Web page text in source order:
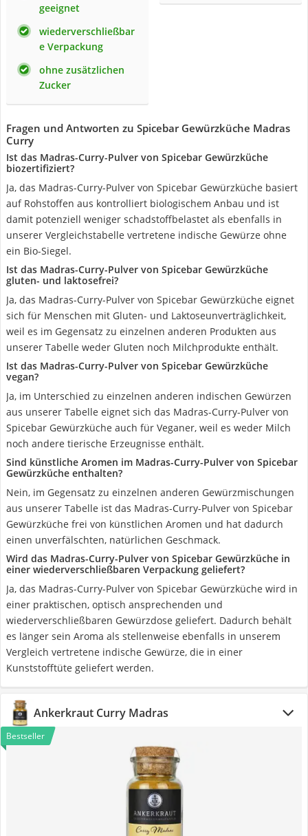
geeignet
wiederverschließbar
e Verpackung
ohne zusätzlichen
Zucker
Fragen und Antworten zu Spicebar Gewürzküche Madras
Curry
Ist das Madras-Curry-Pulver von Spicebar Gewürzküche
biozertifiziert?
Ja, das Madras-Curry-Pulver von Spicebar Gewürzküche basiert
auf Rohstoffen aus kontrolliert biologischem Anbau und ist
damit potenziell weniger schadstoffbelastet als ebenfalls in
unserer Vergleichstabelle vertretene indische Gewürze ohne
ein Bio-Siegel.
Ist das Madras-Curry-Pulver von Spicebar Gewürzküche
gluten- und laktosefrei?
Ja, das Madras-Curry-Pulver von Spicebar Gewürzküche eignet
sich für Menschen mit Gluten- und Laktoseunverträglichkeit,
weil es im Gegensatz zu einzelnen anderen Produkten aus
unserer Tabelle weder Gluten noch Milchprodukte enthält.
Ist das Madras-Curry-Pulver von Spicebar Gewürzküche
vegan?
Ja, im Unterschied zu einzelnen anderen indischen Gewürzen
aus unserer Tabelle eignet sich das Madras-Curry-Pulver von
Spicebar Gewürzküche auch für Veganer, weil es weder Milch
noch andere tierische Erzeugnisse enthält.
Sind künstliche Aromen im Madras-Curry-Pulver von Spicebar
Gewürzküche enthalten?
Nein, im Gegensatz zu einzelnen anderen Gewürzmischungen
aus unserer Tabelle ist das Madras-Curry-Pulver von Spicebar
Gewürzküche frei von künstlichen Aromen und hat dadurch
einen unverfälschten, natürlichen Geschmack.
Wird das Madras-Curry-Pulver von Spicebar Gewürzküche in
einer wiederverschließbaren Verpackung geliefert?
Ja, das Madras-Curry-Pulver von Spicebar Gewürzküche wird in
einer praktischen, optisch ansprechenden und
wiederverschließbaren Gewürzdose geliefert. Dadurch behält
es länger sein Aroma als stellenweise ebenfalls in unserem
Vergleich vertretene indische Gewürze, die in einer
Kunststofftüte geliefert werden.
Ankerkraut Curry Madras
Bestseller